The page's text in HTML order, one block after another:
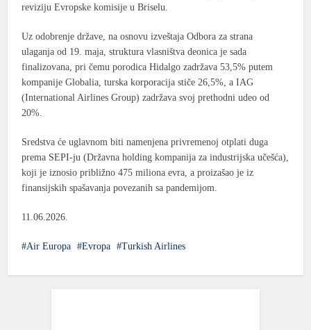
reviziju Evropske komisije u Briselu.
Uz odobrenje države, na osnovu izveštaja Odbora zastrana
ulaganja od 19. maja, struktura vlasništva deonica je sada
finalizovana, pri čemu porodica Hidalgo zadržava 53,5% putem
kompanije Globalia , turska korporacija stiče 26,5%, aIAG
(International Airlines Group) zadržava svoj prethodni udeo od
20%.
Sredstva će uglavnom biti namenjena privremenoj otplati duga
prema SEPI-ju (Državna holding kompanija za industrijska učešća)
koji je iznosio približno 475 miliona evra, a proizašao je iz
finansijskih spašavanja povezanih sa pandemijom.
11.06.2026.
Air Europa Evropa Turkish Airlines